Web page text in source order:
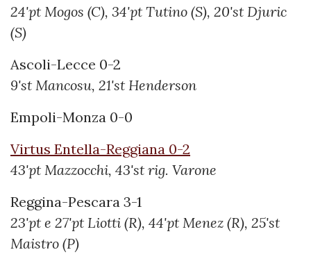
24'pt Mogos (C), 34'pt Tutino (S), 20'st Djuric
(S)
Ascoli-Lecce 0-2
9'st Mancosu, 21'st Henderson
Empoli-Monza 0-0
Virtus Entella-Reggiana 0-2
43'pt Mazzocchi, 43'st rig. Varone
Reggina-Pescara 3-1
23'pt e 27'pt Liotti (R), 44'pt Menez (R), 25'st
Maistro (P)